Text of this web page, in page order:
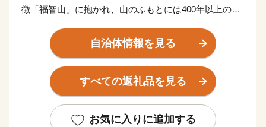
徴「福智山」に抱かれ、山のふもとには400年以上の歴
窯元が点在する「陶芸の里」として知られています。
町内には、福智修験ゆかりの文化財や足利尊氏ゆかりの
古刹「興国寺」、宮本武蔵ゆかりの「常立寺」などが点
在。 福岡県内最大最古で樹齢６百年のエドヒガン「虎
「白糸の滝」など、天然資源にも彩られています。かつ
自治体情報を見る
すべての返礼品を見る
お気に入りに追加する